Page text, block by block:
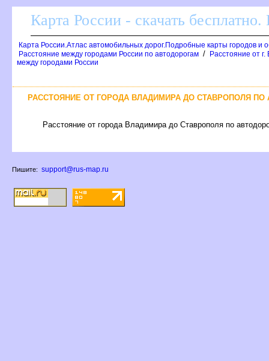
Карта России - скачать
Карта России.Атлас автомобильных дорог.Подробные карты городов и
Расстояние между городами России по автодорогам /
Расстояние от
между городами России
РАССТОЯНИЕ ОТ ГОРОДА ВЛАДИМИРА ДО СТАВРОПОЛЯ
Расстояние от города Владимира до Ставрополя по
Пишите: support@rus-map.ru